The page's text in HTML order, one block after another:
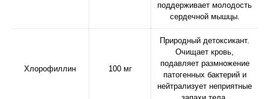
поддерживает молодость
сердечной мышцы.
Хлорофиллин 100 мг
Природный детоксикант.
Очищает кровь,
подавляет размножение
патогенных бактерий и
нейтрализует неприятные
запахи тела.